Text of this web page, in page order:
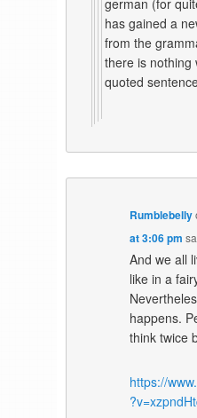
german (for
has gained a
from the
there is nothing
quoted
Rumblebelly
at 3:06 pm
And we all
like in a
happens.
think twice
https://